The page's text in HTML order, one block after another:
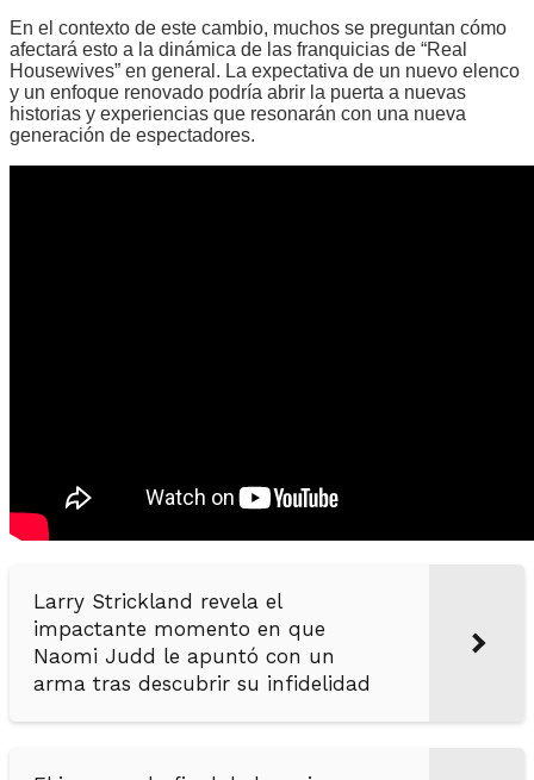
En el contexto de este cambio, muchos se preguntan cómo
afectará esto a la dinámica de las franquicias de “Real
Housewives” en general. La expectativa de un nuevo elenco
y un enfoque renovado podría abrir la puerta a nuevas
historias y experiencias que resonarán con una nueva
generación de espectadores.
Larry Strickland revela el
impactante momento en que
Naomi Judd le apuntó con un
arma tras descubrir su infidelidad